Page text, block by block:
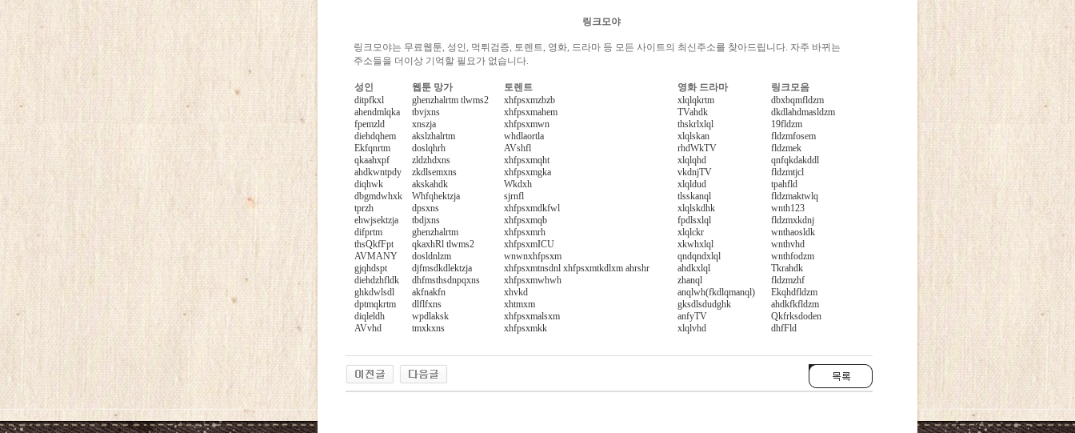
링크모야
링크모야는 무료웹툰, 성인, 먹튀검증, 토렌트, 영화, 드라마 등 모든 사이트의 최신주소를 찾아드립니다. 자주 바뀌는
주소들을 더이상 기억할 필요가 없습니다.
성인
ditpfkxl
ahendmlqka
fpemzld
diehdqhem
Ekfqnrtm
qkaahxpf
ahdkwntpdy
diqhwk
dbgmdwhxk
tprzh
ehwjsektzja
difprtm
thsQkfFpt
AVMANY
gjqhdspt
diehdzhfldk
ghkdwlsdl
dptmqkrtm
diqleldh
AVvhd
웹툰 망가
ghenzhalrtm tlwms2
tbvjxns
xnszja
akslzhalrtm
doslqhrh
zldzhdxns
zkdlsemxns
akskahdk
Whfqhektzja
dpsxns
tbdjxns
ghenzhalrtm
qkaxhRl tlwms2
dosldnlzm
djfmsdkdlektzja
dhfmsthsdnpqxns
akfnakfn
dlflfxns
wpdlaksk
tmxkxns
토렌트
xhfpsxmzbzb
xhfpsxmahem
xhfpsxmwn
whdlaortla
AVshfl
xhfpsxmqht
xhfpsxmgka
Wkdxh
sjrnfl
xhfpsxmdkfwl
xhfpsxmqb
xhfpsxmrh
xhfpsxmICU
wnwnxhfpsxm
xhfpsxmtnsdnl xhfpsxmtkdlxm ahrshr
xhfpsxmwhwh
xhvkd
xhtmxm
xhfpsxmalsxm
xhfpsxmkk
영화 드라마
xlqlqkrtm
TVahdk
thskrlxlql
xlqlskan
rhdWkTV
xlqlqhd
vkdnjTV
xlqldud
tlsskanql
xlqlskdhk
fpdlsxlql
xlqlckr
xkwhxlql
qndqndxlql
ahdkxlql
zhanql
anqlwh(fkdlqmanql)
gksdlsdudghk
anfyTV
xlqlvhd
링크모음
dbxbqmfldzm
dkdlahdmasldzm
19fldzm
fldzmfosem
fldzmek
qnfqkdakddl
fldzmtjcl
tpahfld
fldzmaktwlq
wnth123
fldzmxkdnj
wnthaosldk
wnthvhd
wnthfodzm
Tkrahdk
fldzmzhf
Ekqhdfldzm
ahdkfkfldzm
Qkfrksdoden
dhfFld